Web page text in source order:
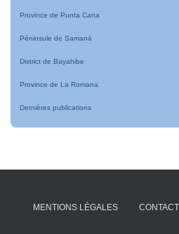
Province de Punta Cana
Péninsule de Samaná
District de Bayahibe
Province de La Romana
Dernières publications
MENTIONS LÉGALES CONTACT